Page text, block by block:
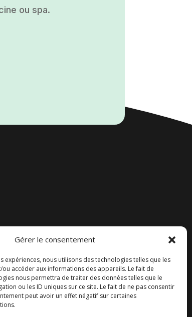
Gérer le consentement
expériences, nous utilisons des technologies telles que les
accéder aux informations des appareils. Le fait de
nous permettra de traiter des données telles que le
ou les ID uniques sur ce site. Le fait de ne pas consentir
peut avoir un effet négatif sur certaines
ou spa.
Accueil
Contact
Blog